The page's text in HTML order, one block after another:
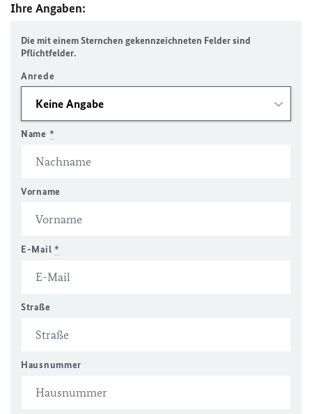
Ihre Angaben:
Die mit einem Sternchen gekennzeichneten Felder sind
Pflichtfelder.
Anrede
Name *
Vorname
E-Mail *
Straße
Hausnummer